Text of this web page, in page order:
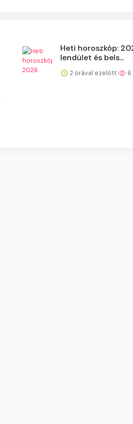
Heti horoszkóp:
lendület és bels...
2 órával ezelőtt 6